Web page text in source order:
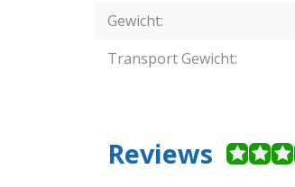
Gewicht:
Transport Gewicht:
Reviews